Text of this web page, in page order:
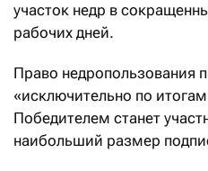
участок недр в
рабочих дней.
Право недропользования
«исключительно по
Победителем станет
наибольший размер